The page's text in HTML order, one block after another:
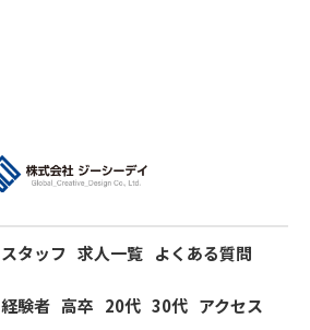
スタッフ 求人一覧 よくある質問
経験者 高卒 20代 30代 アクセス